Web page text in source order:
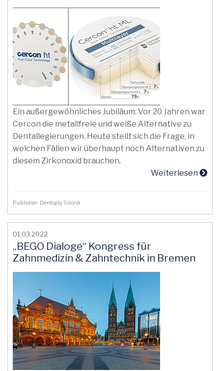
Ein außergewöhnliches Jubiläum: Vor 20 Jahren war
Cercon die metallfreie und weiße Alternative zu
Dentallegierungen. Heute stellt sich die Frage, in
welchen Fällen wir überhaupt noch Alternativen zu
diesem Zirkonoxid brauchen.
Weiterlesen
Publisher: Dentsply Sirona
01.03.2022
„BEGO Dialoge“ Kongress für
Zahnmedizin & Zahntechnik in Bremen